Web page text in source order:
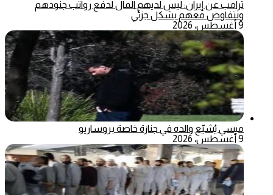
ترامب عن إيران: ليس لديهم المال لدفع رواتب جنودهم
ونتفاوض معهم بشكل جزئي
9 أغسطس، 2026
ميسي يُشيّع والده في جنازة خاصة بروساريو
9 أغسطس، 2026